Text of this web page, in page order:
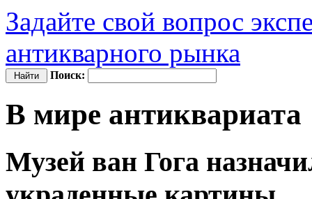
Задайте свой вопрос
антикварного рынка
Поиск:
В мире антиквариата
Музей ван Гога